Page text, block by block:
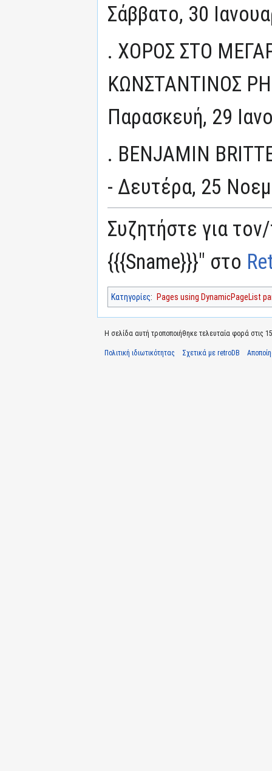
Σάββατο, 30
. ΧΟΡΟΣ ΣΤΟ
ΚΩΝΣΤΑΝΤΙΝΟΣ
Παρασκευή, 29
. BENJAMIN
- Δευτέρα, 25
Συζητήστε για
{{{Sname}}}" στο
Κατηγορίες: Pages using DynamicPageList
Η σελίδα αυτή τροποποιήθηκε τελευταία φορά στις
Πολιτική ιδιωτικότητας Σχετικά με retroDB